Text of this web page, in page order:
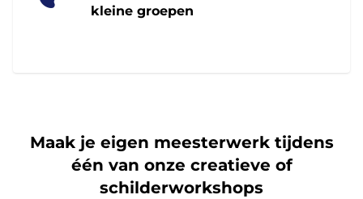
kleine groepen
Maak je eigen meesterwerk tijdens
één van onze creatieve of
schilderworkshops